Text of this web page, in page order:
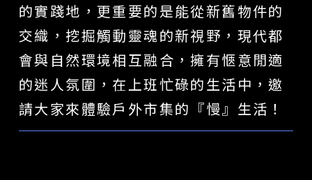
的實踐地，更重要的是能從新舊物件的
交織，挖掘觸動靈魂的新視野，現代都
會與自然環境相互融合，擁有愜意閒適
的迷人氛圍，在上班忙碌的生活中，邀
請大家來體驗戶外市集的『慢』生活！